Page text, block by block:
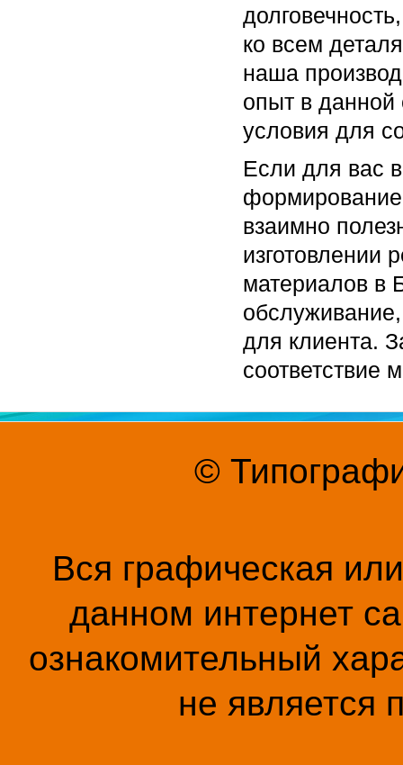
ко всем
наша
опыт в данной
условия для
Если для вас
взаимно
материалов в
для клиента.
соответствие
©
Вся графическая
данном интернет
ознакомительный
не является